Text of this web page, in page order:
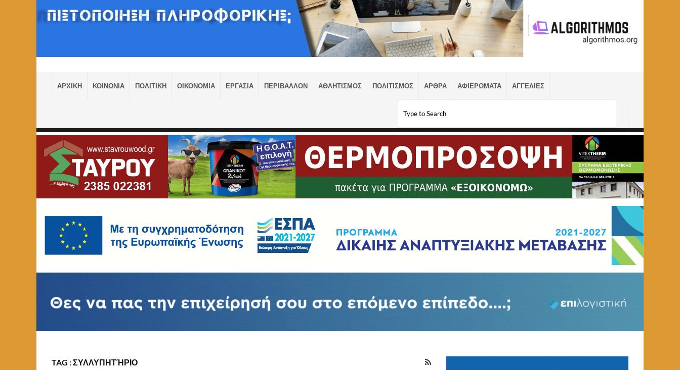
ΑΡΧΙΚΗ ΚΟΙΝΩΝΙΑ ΠΟΛΙΤΙΚΗ ΟΙΚΟΝΟΜΙΑ ΕΡΓΑΣΙΑ ΠΕΡΙΒΑΛΛΟΝ ΑΘΛΗΤΙΣΜΟΣ ΠΟΛΙΤΙΣΜΟΣ ΑΡΘΡΑ ΑΦΙΕΡΩΜΑΤΑ ΑΓΓΕΛΙΕΣ
TAG : ΣΥΛΛΥΠΗΤΉΡΙΟ